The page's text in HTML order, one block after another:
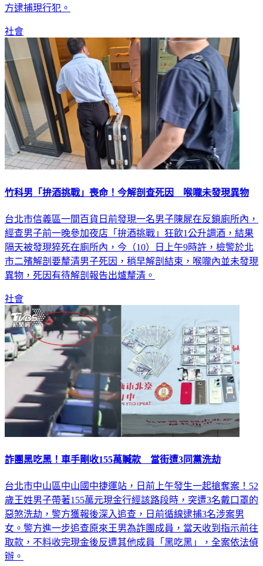
方逮捕現行犯。
社會
竹科男「拚酒挑戰」喪命！今解剖查死因 喉嚨未發現異物
台北市信義區一間百貨日前發現一名男子陳屍在反鎖廁所內，
經查男子前一晚參加夜店「拚酒挑戰」狂飲1公升調酒，結果
隔天被發現猝死在廁所內，今（10）日上午9時許，檢警於北
市二殯解剖要釐清男子死因，稍早解剖結束，喉嚨內並未發現
異物，死因有待解剖報告出爐釐清。
社會
詐團黑吃黑！車手剛收155萬贓款 當街遭3同黨洗劫
台北市中山區中山國中捷運站，日前上午發生一起搶奪案！52
歲王姓男子帶著155萬元現金行經該路段時，突遭3名戴口罩的
惡煞洗劫，警方獲報後深入追查，日前循線逮捕3名涉案男
女。警方進一步追查原來王男為詐團成員，當天收到指示前往
取款，不料收完現金後反遭其他成員「黑吃黑」，全案依法偵
辦。